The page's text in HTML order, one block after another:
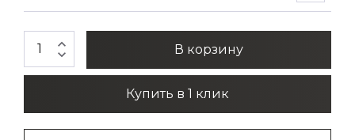
expand_less
expand_more В корзину
Купить в 1 клик